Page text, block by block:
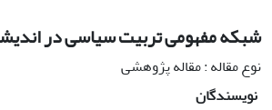
شبکه مفهومی تربیت سیاسی در
نوع مقاله : مقاله پژوهشی
نویسندگان